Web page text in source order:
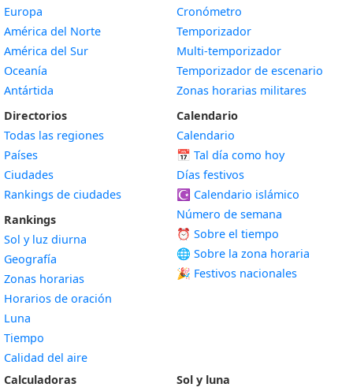
Europa
América del Norte
América del Sur
Oceanía
Antártida
Directorios
Todas las regiones
Países
Ciudades
Rankings de ciudades
Rankings
Sol y luz diurna
Geografía
Zonas horarias
Horarios de oración
Luna
Tiempo
Calidad del aire
Cronómetro
Temporizador
Multi-temporizador
Temporizador de escenario
Zonas horarias militares
Calendario
Calendario
📅 Tal día como hoy
Días festivos
☪️ Calendario islámico
Número de semana
⏰ Sobre el tiempo
🌐 Sobre la zona horaria
🎉 Festivos nacionales
Calculadoras
Sol y luna